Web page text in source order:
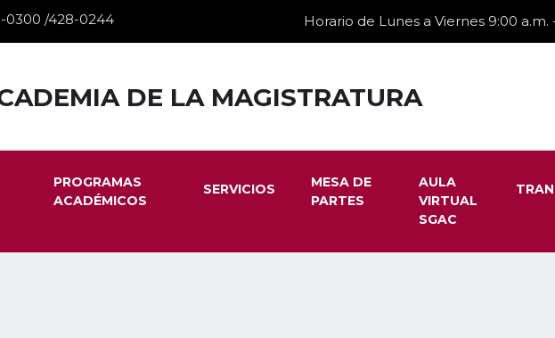
0300 /428-0244 Horario de Lunes a Viernes 9:00 a.m.
DE LA MAGISTRATURA
PROGRAMAS
ACADÉMICOS
SERVICIOS
MESA DE
PARTES
AULA
VIRTUAL
SGAC